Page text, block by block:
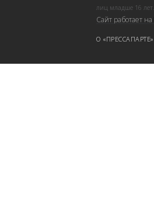
лиц младше 16 лет.
Сайт работает на
О «ПРЕССАПАРТЕ»